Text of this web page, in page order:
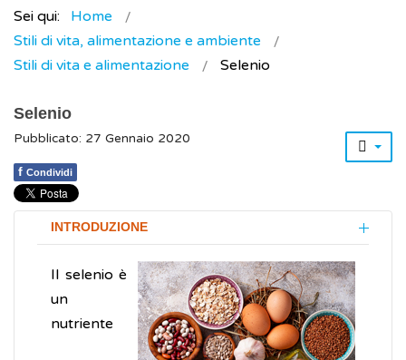
Sei qui:
Home
Stili di vita, alimentazione e ambiente
Stili di vita e alimentazione
Selenio
Selenio
Pubblicato: 27 Gennaio 2020
f Condividi
INTRODUZIONE
Il selenio è
un
nutriente